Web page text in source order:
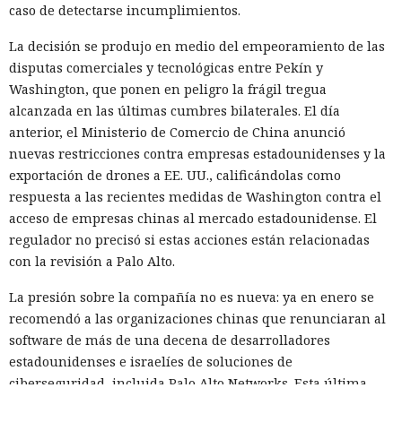
caso de detectarse incumplimientos.
La decisión se produjo en medio del empeoramiento de las
disputas comerciales y tecnológicas entre Pekín y
Washington, que ponen en peligro la frágil tregua
alcanzada en las últimas cumbres bilaterales. El día
anterior, el Ministerio de Comercio de China anunció
nuevas restricciones contra empresas estadounidenses y la
exportación de drones a EE. UU., calificándolas como
respuesta a las recientes medidas de Washington contra el
acceso de empresas chinas al mercado estadounidense. El
regulador no precisó si estas acciones están relacionadas
con la revisión a Palo Alto.
La presión sobre la compañía no es nueva: ya en enero se
recomendó a las organizaciones chinas que renunciaran al
software de más de una decena de desarrolladores
estadounidenses e israelíes de soluciones de
ciberseguridad, incluida Palo Alto Networks. Esta última,